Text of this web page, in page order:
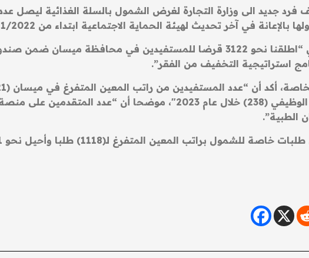
تحديث لهيئة الحماية الاجتماعية ابتداء من 1/11/2022، ولغاية الآن أكثر من 600 ألف اسرة”.
استراتيجية التخفيف من الفقر”.